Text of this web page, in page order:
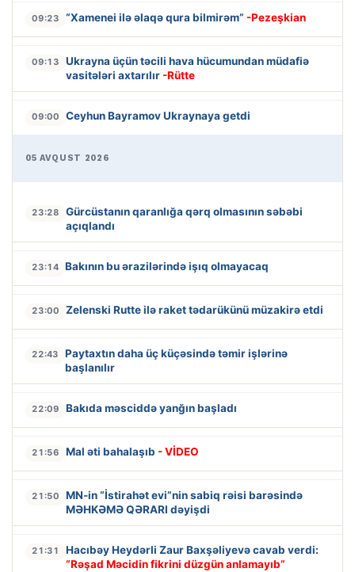
09:23 “Xamenei ilə əlaqə qura bilmirəm” -Pezeşkian
09:13
Ukrayna üçün təcili hava hücumundan müdafiə
vasitələri axtarılır -Rütte
09:00 Ceyhun Bayramov Ukraynaya getdi
05 AVQUST 2026
23:28
Gürcüstanın qaranlığa qərq olmasının səbəbi
açıqlandı
23:14 Bakının bu ərazilərində işıq olmayacaq
23:00 Zelenski Rutte ilə raket tədarükünü müzakirə etdi
22:43
Paytaxtın daha üç küçəsində təmir işlərinə
başlanılır
22:09 Bakıda məsciddə yanğın başladı
21:56 Mal əti bahalaşıb - VİDEO
21:50
MN-in “İstirahət evi”nin sabiq rəisi barəsində
MƏHKƏMƏ QƏRARI dəyişdi
21:31
Hacıbəy Heydərli Zaur Baxşəliyevə cavab verdi:
“Rəşad Məcidin fikrini düzgün anlamayıb”